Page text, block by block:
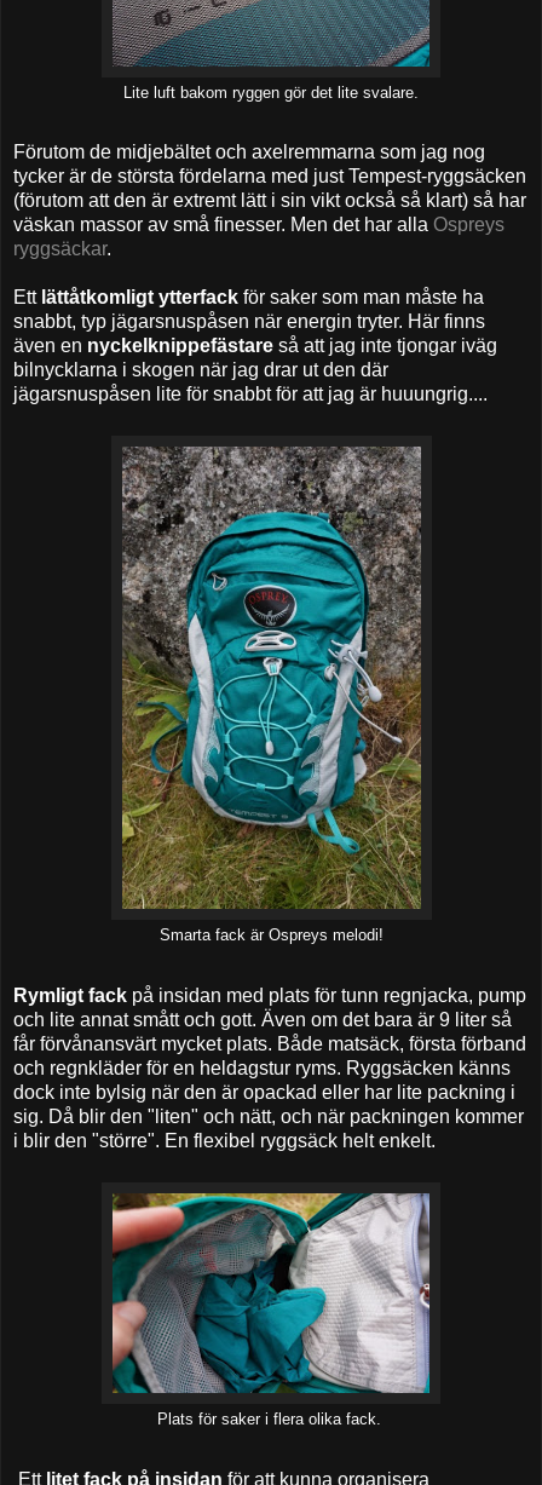
Lite luft bakom ryggen gör det lite svalare.
Förutom de midjebältet och axelremmarna som jag nog
tycker är de största fördelarna med just Tempest-ryggsäcken
(förutom att den är extremt lätt i sin vikt också så klart) så har
väskan massor av små finesser. Men det har alla Ospreys
ryggsäckar.
Ett lättåtkomligt ytterfack för saker som man måste ha
snabbt, typ jägarsnuspåsen när energin tryter. Här finns
även en nyckelknippefästare så att jag inte tjongar iväg
bilnycklarna i skogen när jag drar ut den där
jägarsnuspåsen lite för snabbt för att jag är huuungrig....
Smarta fack är Ospreys melodi!
Rymligt fack på insidan med plats för tunn regnjacka, pump
och lite annat smått och gott. Även om det bara är 9 liter så
får förvånansvärt mycket plats. Både matsäck, första förband
och regnkläder för en heldagstur ryms. Ryggsäcken känns
dock inte bylsig när den är opackad eller har lite packning i
sig. Då blir den "liten" och nätt, och när packningen kommer
i blir den "större". En flexibel ryggsäck helt enkelt.
Plats för saker i flera olika fack.
Ett litet fack på insidan för att kunna organisera